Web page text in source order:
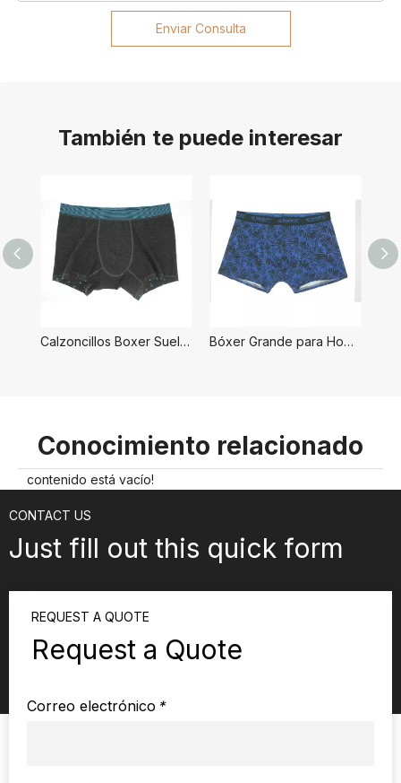
Enviar Consulta
También te puede interesar
Calzoncillos Boxer Sueltos para Hombre Bóxer Grande para Hombre
Conocimiento relacionado
contenido está vacío!
CONTACT US
Just fill out this quick form
REQUEST A QUOTE
Request a Quote
*
Correo electrónico